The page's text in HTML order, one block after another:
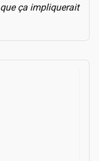
ça impliquerait